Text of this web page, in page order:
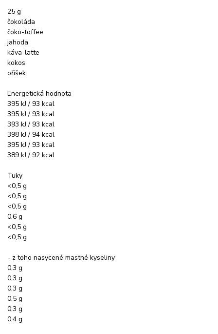
25 g
čokoláda
čoko-toffee
jahoda
káva-latte
kokos
oříšek
Energetická hodnota
395 kJ / 93 kcal
395 kJ / 93 kcal
393 kJ / 93 kcal
398 kJ / 94 kcal
395 kJ / 93 kcal
389 kJ / 92 kcal
Tuky
<0,5 g
<0,5 g
<0,5 g
0,6 g
<0,5 g
<0,5 g
- z toho nasycené mastné kyseliny
0,3 g
0,3 g
0,3 g
0,5 g
0,3 g
0,4 g